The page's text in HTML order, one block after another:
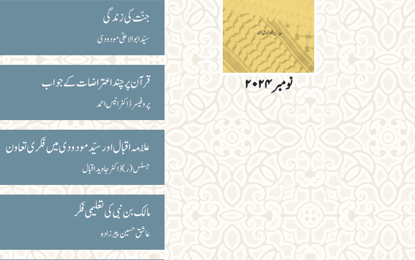
نومبر ۲۰۲۴
جنّت کی زندگی
سیّد ابوالاعلیٰ مودودی
قرآن پر چند اعتراضات کے جواب
پروفیسر ڈاکٹر انیس احمد
علّامہ اقبال اور سیّد مودودی میں فکری تعاون
جسٹس (ر) ڈاکٹر جاوید اقبال
مالک بن نبی کی تعلیمی فکر
عاشق حسین پیرزادہ